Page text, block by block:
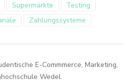
Supermärkte
Testing
Zahlungssysteme
E-Commmerce, Marketing,
Wedel.